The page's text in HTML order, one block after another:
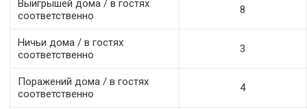
Выигрышей дома / в гостях
соответственно
8
Ничьи дома / в гостях
соответственно
3
Поражений дома / в гостях
соответственно
4